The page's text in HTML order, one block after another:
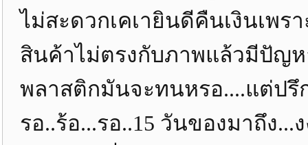
ไม่สะดวกเคเายินดีคืนเงินเพร
สินค้าไม่ตรงกับภาพแล้วมีปัญห
พลาสติกมันจะทนหรอ....แต่ปรึ
รอ..ร้อ...รอ..15 วันของมาถึง...